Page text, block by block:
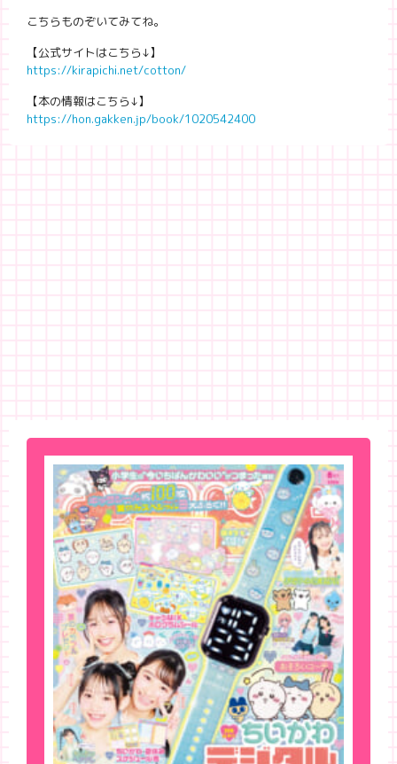
こちらものぞいてみてね。
【公式サイトはこちら↓】
https://kirapichi.net/cotton/
【本の情報はこちら↓】
https://hon.gakken.jp/book/1020542400